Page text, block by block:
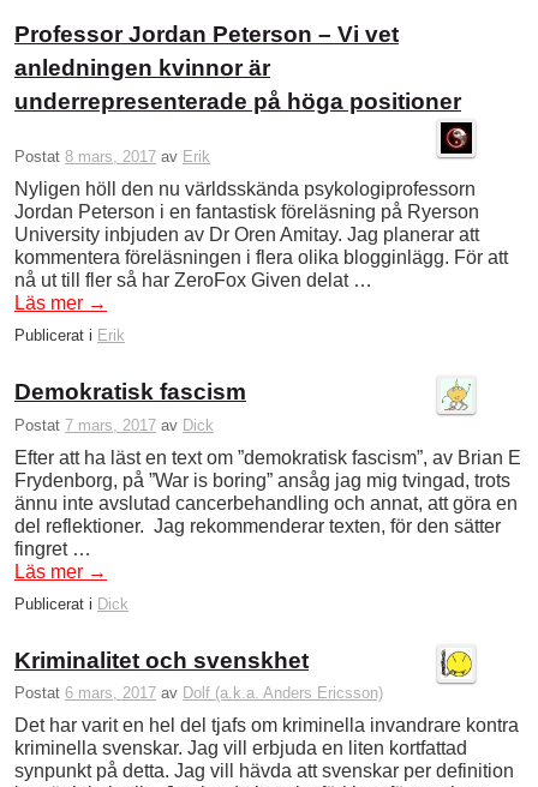
Professor Jordan Peterson – Vi vet
anledningen kvinnor är
underrepresenterade på höga positioner
Postat 8 mars, 2017 av Erik
Nyligen höll den nu världsskända psykologiprofessorn
Jordan Peterson i en fantastisk föreläsning på Ryerson
University inbjuden av Dr Oren Amitay. Jag planerar att
kommentera föreläsningen i flera olika blogginlägg. För att
nå ut till fler så har ZeroFox Given delat …
Läs mer →
Publicerat i Erik
Demokratisk fascism
Postat 7 mars, 2017 av Dick
Efter att ha läst en text om ”demokratisk fascism”, av Brian E
Frydenborg, på ”War is boring” ansåg jag mig tvingad, trots
ännu inte avslutad cancerbehandling och annat, att göra en
del reflektioner. Jag rekommenderar texten, för den sätter
fingret …
Läs mer →
Publicerat i Dick
Kriminalitet och svenskhet
Postat 6 mars, 2017 av Dolf (a.k.a. Anders Ericsson)
Det har varit en hel del tjafs om kriminella invandrare kontra
kriminella svenskar. Jag vill erbjuda en liten kortfattad
synpunkt på detta. Jag vill hävda att svenskar per definition